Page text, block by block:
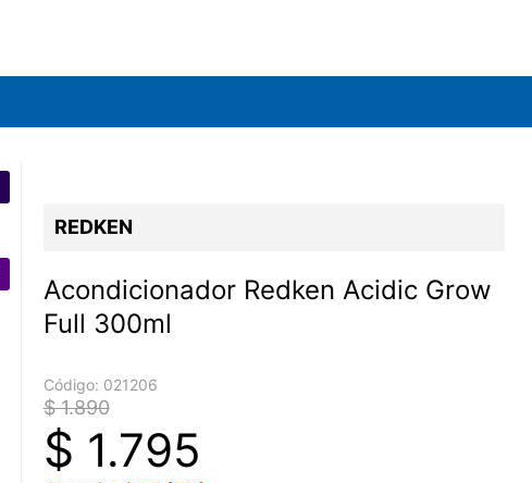
REDKEN
Acondicionador Redken Acidic Grow
Full 300ml
Código: 021206
$ 1.890
$ 1.795